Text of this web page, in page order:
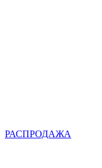
РАСПРОДАЖА